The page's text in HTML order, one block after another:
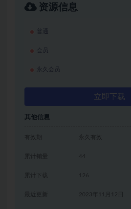
资源信息
普通
会员
永久会员
立即下载
其他信息
有效期 永久有效
累计销量
累计下载 126
2023年11月12日